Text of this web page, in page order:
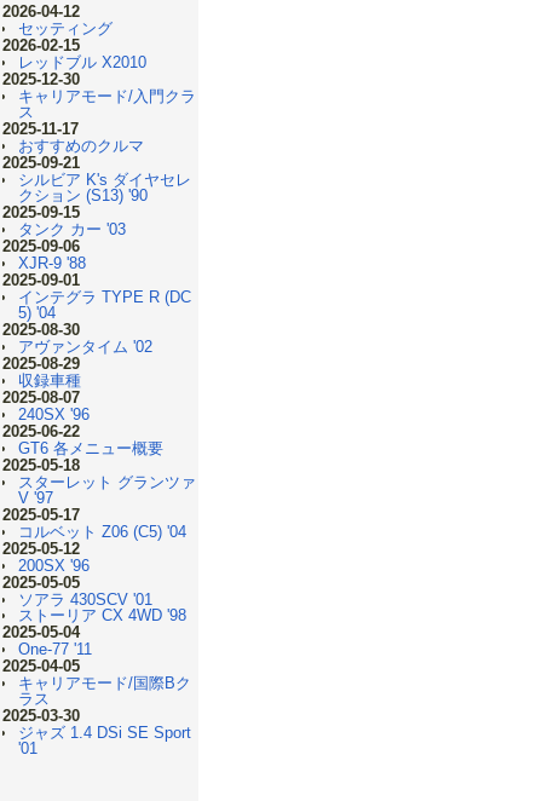
2026-04-12
セッティング
2026-02-15
レッドブル X2010
2025-12-30
キャリアモード/入門クラ
ス
2025-11-17
おすすめのクルマ
2025-09-21
シルビア K's ダイヤセレ
クション (S13) '90
2025-09-15
タンク カー '03
2025-09-06
XJR-9 '88
2025-09-01
インテグラ TYPE R (DC
5) '04
2025-08-30
アヴァンタイム '02
2025-08-29
収録車種
2025-08-07
240SX '96
2025-06-22
GT6 各メニュー概要
2025-05-18
スターレット グランツァ
V '97
2025-05-17
コルベット Z06 (C5) '04
2025-05-12
200SX '96
2025-05-05
ソアラ 430SCV '01
ストーリア CX 4WD '98
2025-05-04
One-77 '11
2025-04-05
キャリアモード/国際Bク
ラス
2025-03-30
ジャズ 1.4 DSi SE Sport
'01